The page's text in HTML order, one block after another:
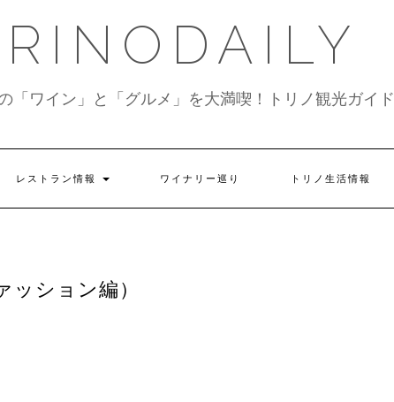
「ワイン」と「グルメ」を大満喫！トリノ観光ガイド
レストラン情報 ワイナリー巡り トリノ生活情報
ション編）